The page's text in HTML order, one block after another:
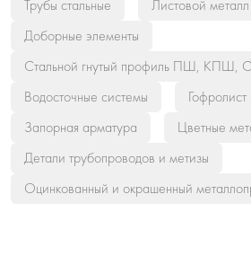
Трубы стальные
Листовой металл
Доборные элементы
Стальной гнутый профиль ПШ, КПШ,
Водосточные системы
Запорная арматура
Цветные
Детали трубопроводов и метизы
Оцинкованный и окрашенный